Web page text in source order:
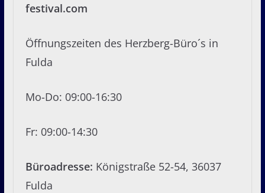
festival.com
Öffnungszeiten des Herzberg-Büro´s in
Fulda
Mo-Do: 09:00-16:30
Fr: 09:00-14:30
Büroadresse: Königstraße 52-54, 36037
Fulda